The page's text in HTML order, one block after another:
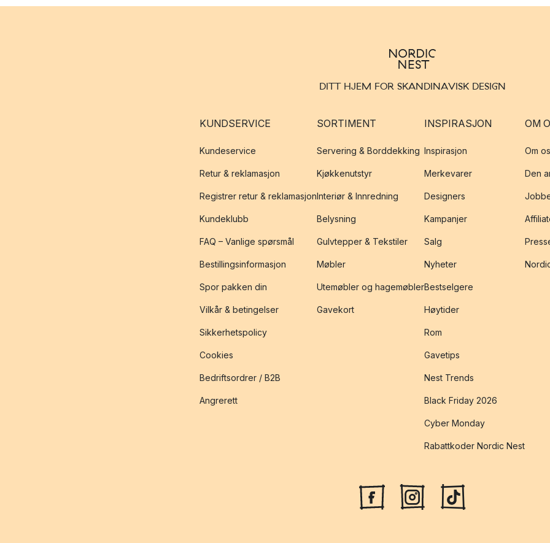
DITT HJEM FOR SKANDINAVISK DESIGN
KUNDSERVICE
Kundeservice
Retur & reklamasjon
Registrer retur & reklamasjon
Kundeklubb
FAQ – Vanlige spørsmål
Bestillingsinformasjon
Spor pakken din
Vilkår & betingelser
Sikkerhetspolicy
Cookies
Bedriftsordrer / B2B
Angrerett
SORTIMENT
Servering & Borddekking
Kjøkkenutstyr
Interiør & Innredning
Belysning
Gulvtepper & Tekstiler
Møbler
Utemøbler og hagemøbler
Gavekort
INSPIRASJON
Inspirasjon
Merkevarer
Designers
Kampanjer
Salg
Nyheter
Bestselgere
Høytider
Rom
Gavetips
Nest Trends
Black Friday 2026
Cyber Monday
Rabattkoder Nordic Nest
OM
Om
Den